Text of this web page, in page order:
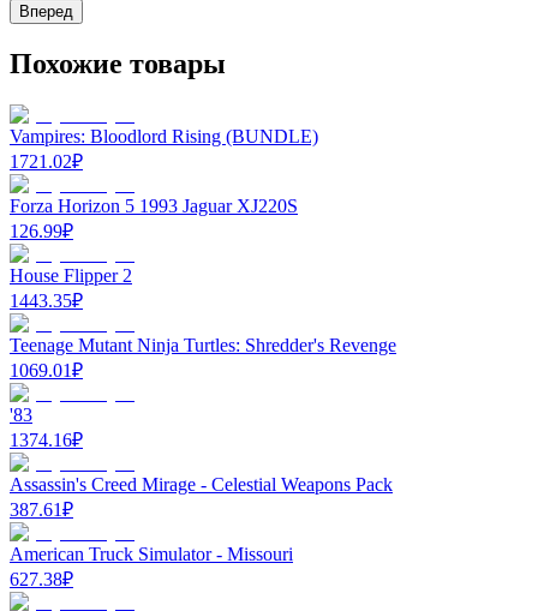
Вперед
Похожие товары
Vampires: Bloodlord Rising (BUNDLE)
1721.02₽
Forza Horizon 5 1993 Jaguar XJ220S
126.99₽
House Flipper 2
1443.35₽
Teenage Mutant Ninja Turtles: Shredder's Revenge
1069.01₽
'83
1374.16₽
Assassin's Creed Mirage - Celestial Weapons Pack
387.61₽
American Truck Simulator - Missouri
627.38₽